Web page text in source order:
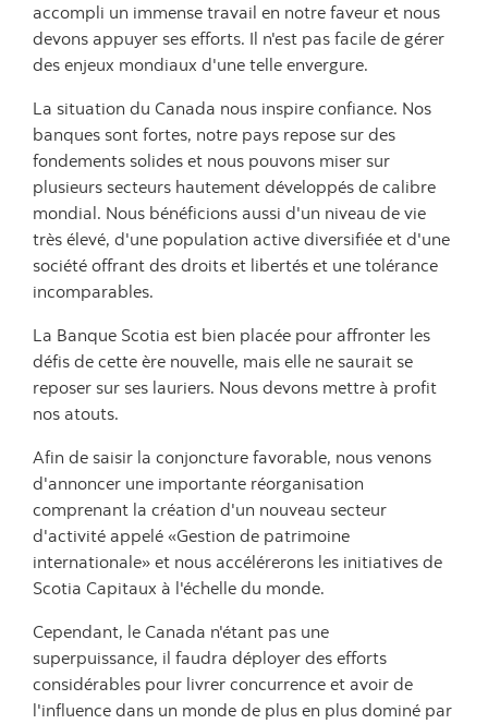
accompli un immense travail en notre faveur et nous
devons appuyer ses efforts. Il n'est pas facile de gérer
des enjeux mondiaux d'une telle envergure.
La situation du Canada nous inspire confiance. Nos
banques sont fortes, notre pays repose sur des
fondements solides et nous pouvons miser sur
plusieurs secteurs hautement développés de calibre
mondial. Nous bénéficions aussi d'un niveau de vie
très élevé, d'une population active diversifiée et d'une
société offrant des droits et libertés et une tolérance
incomparables.
La Banque Scotia est bien placée pour affronter les
défis de cette ère nouvelle, mais elle ne saurait se
reposer sur ses lauriers. Nous devons mettre à profit
nos atouts.
Afin de saisir la conjoncture favorable, nous venons
d'annoncer une importante réorganisation
comprenant la création d'un nouveau secteur
d'activité appelé «Gestion de patrimoine
internationale» et nous accélérerons les initiatives de
Scotia Capitaux à l'échelle du monde.
Cependant, le Canada n'étant pas une
superpuissance, il faudra déployer des efforts
considérables pour livrer concurrence et avoir de
l'influence dans un monde de plus en plus dominé par